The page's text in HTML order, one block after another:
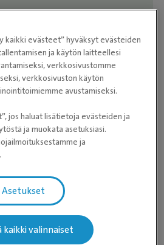
koirille ja kissoille
kaikki evästeet” hyväksyt evästeiden
ja käytön laitteellesi
verkkosivustomme
verkkosivuston käytön
avustamiseksi.
jos haluat lisätietoja evästeiden ja
ja muokata asetuksiasi.
ja
Asetukset
kaikki valinnaiset